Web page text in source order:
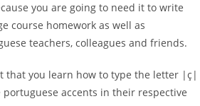
you are going to need it to write
course homework as well as
teachers, colleagues and friends.
that you learn how to type the letter |ç|
accents in their respective